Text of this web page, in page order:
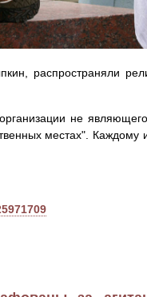
распространяли
не
местах". Каждому